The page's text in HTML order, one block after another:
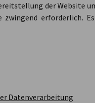
der Website
erforderlich.
Datenverarbeitung